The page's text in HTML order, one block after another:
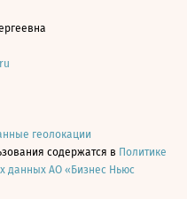
геолокации
содержатся в Политике
данных АО «Бизнес Ньюс